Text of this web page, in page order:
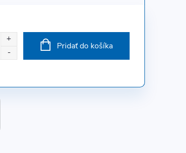
Pridať do košíka